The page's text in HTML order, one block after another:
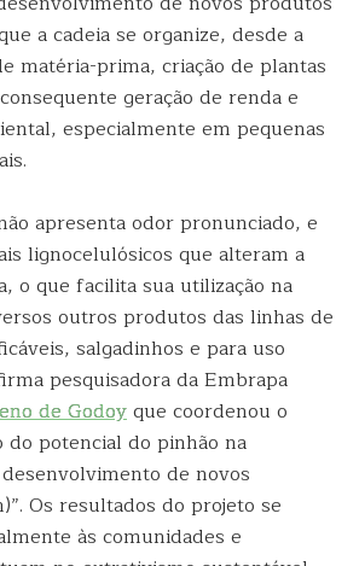
a cadeia se organize, desde a
matéria-prima, criação de plantas
geração de renda e
especialmente em pequenas
apresenta odor pronunciado, e
lignocelulósicos que alteram a
o que facilita sua utilização na
outros produtos das linhas de
salgadinhos e para uso
pesquisadora da Embrapa
de Godoyque coordenou o
do potencial do pinhão na
de novos
Os resultados do projeto se
às comunidades e